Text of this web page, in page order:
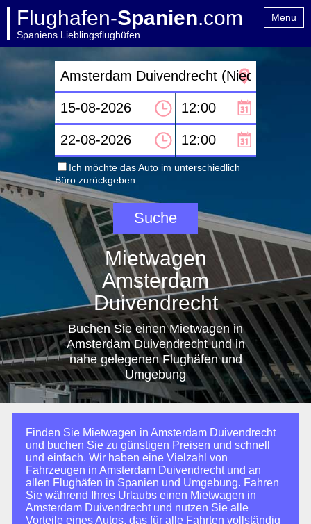
Flughafen-Spanien.com
Spaniens Lieblingsflughüfen
Menu
Mietwagen
Amsterdam
Duivendrecht
Buchen Sie einen Mietwagen in
Amsterdam Duivendrecht und in
nahe gelegenen Flughäfen und
Umgebung
Ich möchte das Auto im unterschiedlich
Büro zurückgeben
Finden Sie Mietwagen in Amsterdam Duivendrecht
und buchen Sie zu günstigen Preisen und schnell
und einfach. Wir haben eine Vielzahl von
Fahrzeugen in Amsterdam Duivendrecht und an
allen Flughäfen in Spanien und Umgebung. Fahren
Sie während Ihres Urlaubs einen Mietwagen in
Amsterdam Duivendrecht und nutzen Sie alle
Vorteile eines Autos, das für alle Fahrten vollständig